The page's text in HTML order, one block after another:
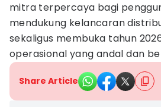
mitra terpercaya bagi
mendukung kelancaran
sekaligus membuka tahun
operasional yang andal dan
Share Article